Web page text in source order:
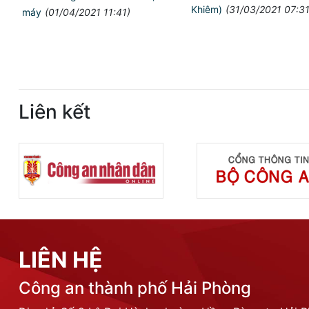
máy (01/04/2021 11:41) Khiêm) (31/03/2021
Liên kết
LIÊN HỆ
Công an thành phố Hải Phòng